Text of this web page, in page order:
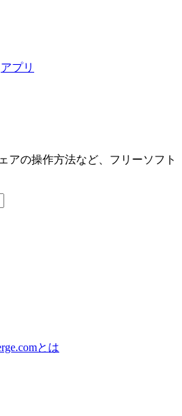
アプリ
アの操作方法など、フリーソフト
とは